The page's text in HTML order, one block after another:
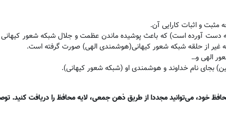
و اثبات کارایی آن.
به دست آورده است) که باعث پوشیده ماندن عظمت و جلال شبکه شعور کیهانی
غیر از حلقه شبکه شعور کیهانی(هوشمندی الهی) صورت گرفته است.
الهی و…
بجای نام خداوند و هوشمندی او (شبکه شعور کیهانی).
خود، می‌توانید مجددا از طریق ذهن جمعی، لایه محافظ را دریافت کنید.